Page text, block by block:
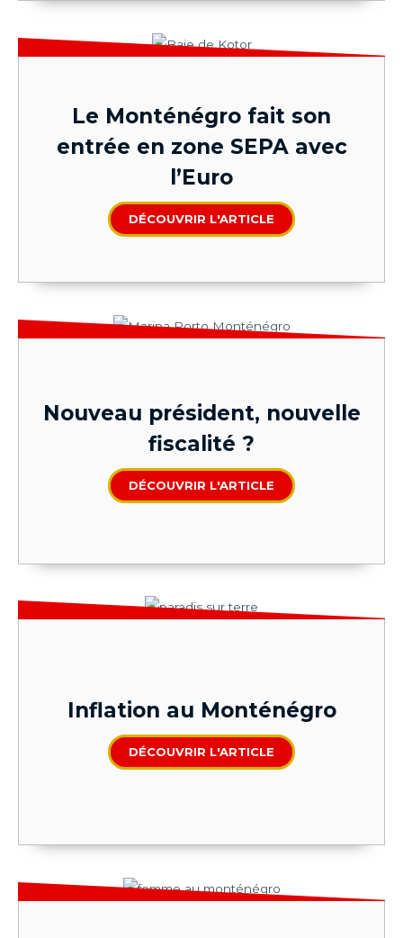
Le Monténégro fait son
entrée en zone SEPA avec
l’Euro
DÉCOUVRIR L'ARTICLE
Nouveau président, nouvelle
fiscalité ?
DÉCOUVRIR L'ARTICLE
Inflation au Monténégro
DÉCOUVRIR L'ARTICLE